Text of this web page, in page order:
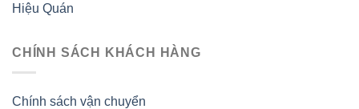
Hiệu Quán
CHÍNH SÁCH KHÁCH HÀNG
Chính sách vận chuyển